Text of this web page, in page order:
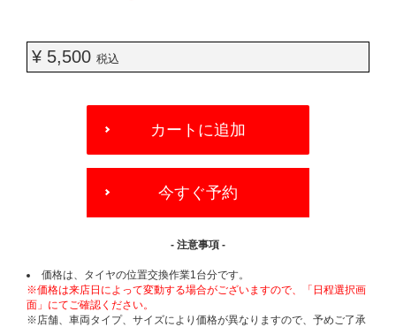
¥ 5,500 税込
OPTIONS
カートに追加
今すぐ予約
- 注意事項 -
価格は、タイヤの位置交換作業1台分です。
※価格は来店日によって変動する場合がございますので、「日程選択画
面」にてご確認ください。
※店舗、車両タイプ、サイズにより価格が異なりますので、予めご了承